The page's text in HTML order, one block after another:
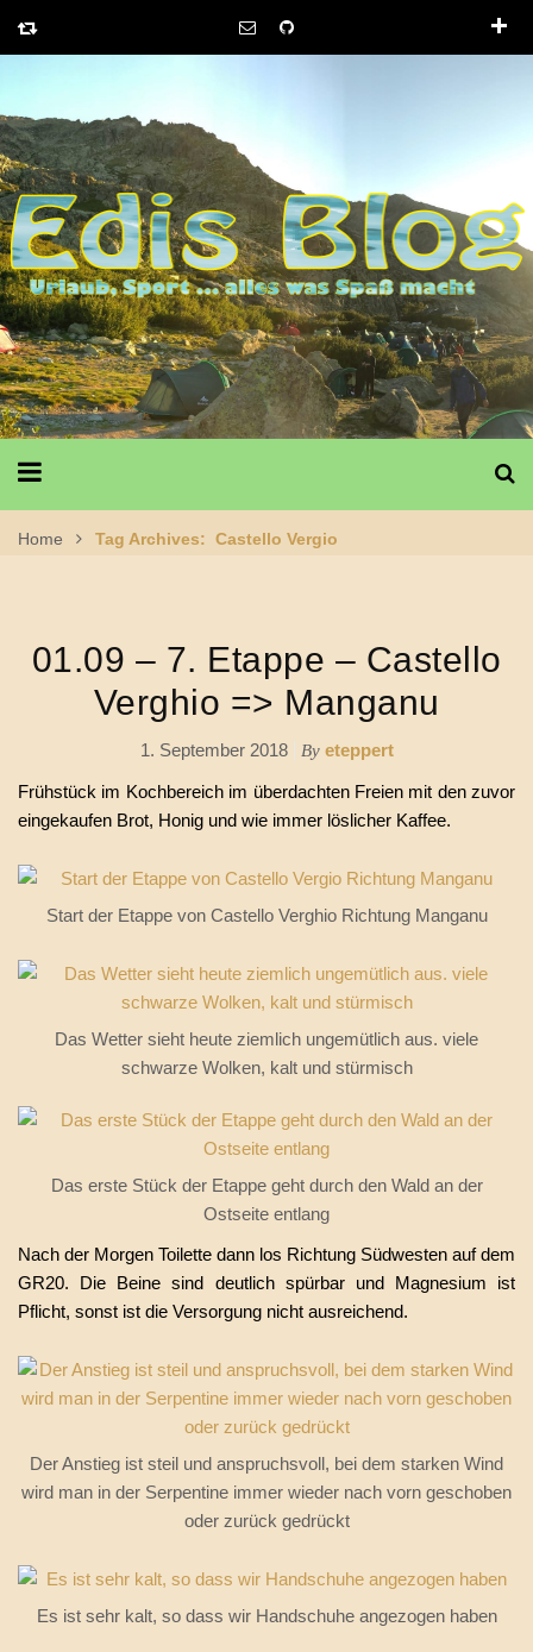
Home Tag Archives: Castello Vergio
01.09 – 7. Etappe – Castello
Verghio => Manganu
1. September 2018 By eteppert
Frühstück im Kochbereich im überdachten Freien mit den zuvor
eingekaufen Brot, Honig und wie immer löslicher Kaffee.
Start der Etappe von Castello Verghio Richtung Manganu
Das Wetter sieht heute ziemlich ungemütlich aus. viele
schwarze Wolken, kalt und stürmisch
Das erste Stück der Etappe geht durch den Wald an der
Ostseite entlang
Nach der Morgen Toilette dann los Richtung Südwesten auf dem
GR20. Die Beine sind deutlich spürbar und Magnesium ist
Pflicht, sonst ist die Versorgung nicht ausreichend.
Der Anstieg ist steil und anspruchsvoll, bei dem starken Wind
wird man in der Serpentine immer wieder nach vorn geschoben
oder zurück gedrückt
Es ist sehr kalt, so dass wir Handschuhe angezogen haben